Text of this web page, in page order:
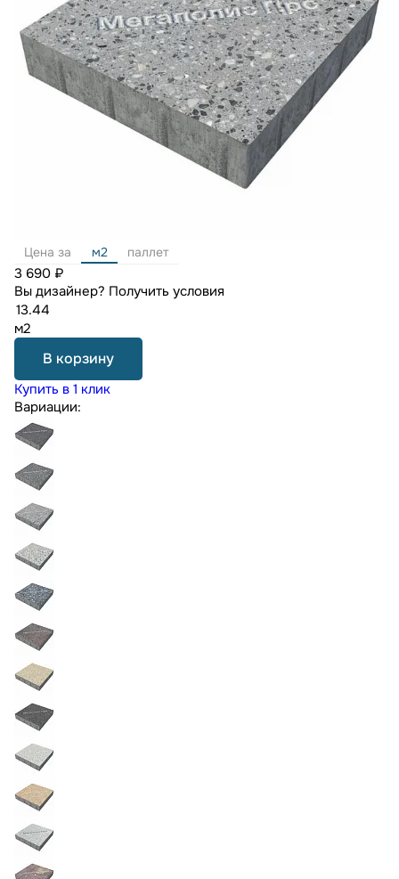
Цена за м2 паллет
3 690 ₽
Вы дизайнер? Получить условия
м2
В корзину
Купить в 1 клик
Вариации: